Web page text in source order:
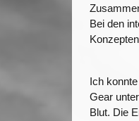
Bei den
Ich
Gear
Blut. Die